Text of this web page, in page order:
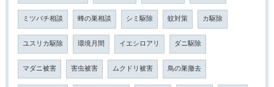
ミツバチ相談 蜂の巣相談 シミ駆除 蚊対策 カ駆除
ユスリカ駆除 環境月間 イエシロアリ ダニ駆除
マダニ被害 害虫被害 ムクドリ被害 鳥の巣撤去